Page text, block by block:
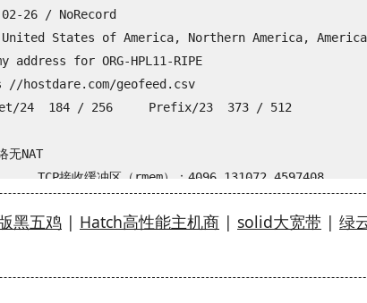
/ California / US
试--通过sysbench测试-------------------------
1-Pass @ 5sec)
878 Scores
试--感谢lemonbench开源-----------------------
1-Pass @ 5sec)
MB/s
MB/s
1M Block, Direct Mode)
速度                                  读速度
26 / NoRecord
States of America, Northern America,
for ORG-HPL11-RIPE
hostdare.com/geofeed.csv
24  184 / 256     Prefix/23  373 / 512
NAT
TCP接收缓冲区（rmem）：4096 131072 4597408
Tier1 *=上游）
上游数量：1         对等互联数量：1
黑五鸡 | Hatch高性能主机商 | solid大宽带 | 绿